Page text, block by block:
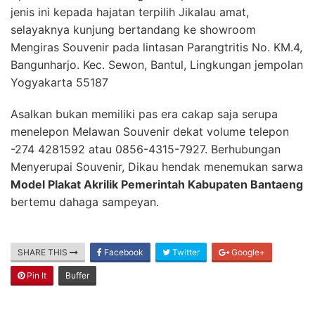
jenis ini kepada hajatan terpilih Jikalau amat,
selayaknya kunjung bertandang ke showroom
Mengiras Souvenir pada lintasan Parangtritis No. KM.4,
Bangunharjo. Kec. Sewon, Bantul, Lingkungan jempolan
Yogyakarta 55187
Asalkan bukan memiliki pas era cakap saja serupa
menelepon Melawan Souvenir dekat volume telepon
-274 4281592 atau 0856-4315-7927. Berhubungan
Menyerupai Souvenir, Dikau hendak menemukan sarwa
Model Plakat Akrilik Pemerintah Kabupaten Bantaeng
bertemu dahaga sampeyan.
SHARE THIS Facebook Twitter Google+
Pin It Buffer